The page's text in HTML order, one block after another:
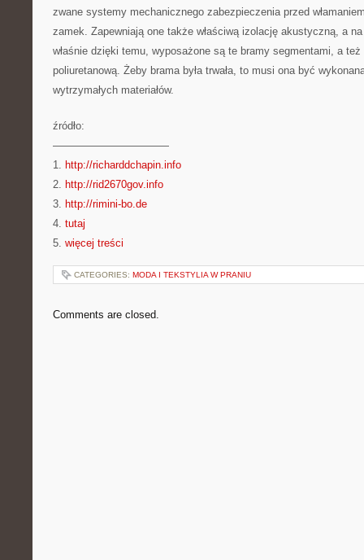
zwane systemy mechanicznego zabezpieczenia przed
zamek. Zapewniają one także właściwą izolację akustyczną, a
właśnie dzięki temu, wyposażone są te bramy segmentami, a też
poliuretanową. Żeby brama była trwała, to musi ona być
wytrzymałych materiałów.
źródło:
———————————
1. http://richarddchapin.info
2. http://rid2670gov.info
3. http://rimini-bo.de
4. tutaj
5. więcej treści
CATEGORIES: MODA I TEKSTYLIA W PRANIU
Comments are closed.